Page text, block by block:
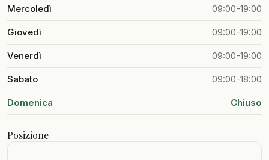
Mercoledì 09:00-19:00
Giovedì 09:00-19:00
Venerdì 09:00-19:00
Sabato 09:00-18:00
Domenica Chiuso
Posizione